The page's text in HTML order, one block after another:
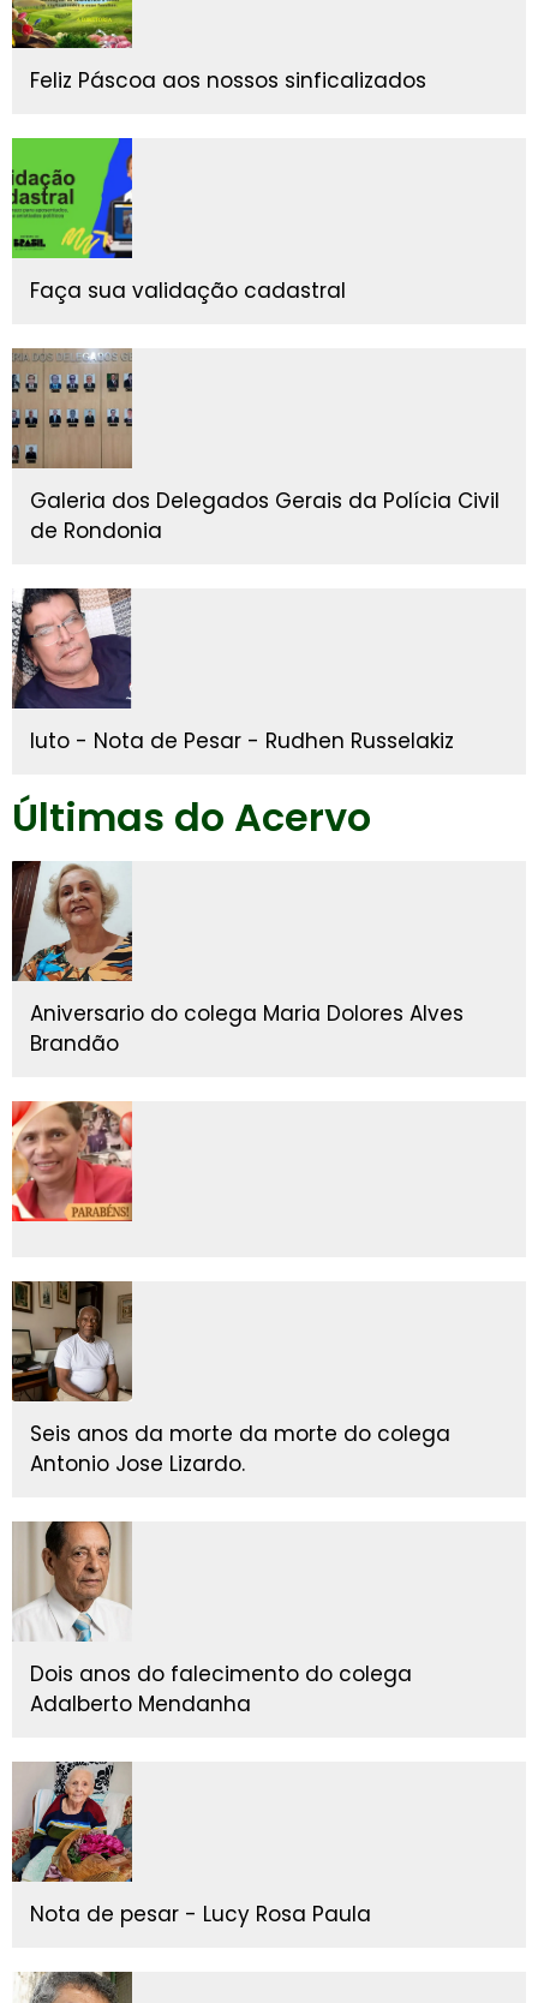
Feliz Páscoa aos nossos sinficalizados
Faça sua validação cadastral
Galeria dos Delegados Gerais da Polícia Civil
de Rondonia
luto - Nota de Pesar - Rudhen Russelakiz
Últimas do Acervo
Aniversario do colega Maria Dolores Alves
Brandão
Seis anos da morte da morte do colega
Antonio Jose Lizardo.
Dois anos do falecimento do colega
Adalberto Mendanha
Nota de pesar - Lucy Rosa Paula